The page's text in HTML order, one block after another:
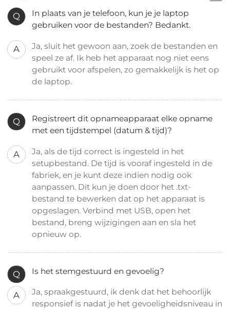
Q
In plaats van je telefoon, kun je je laptop
gebruiken voor de bestanden? Bedankt.
A
Ja, sluit het gewoon aan, zoek de bestanden en
speel ze af. Ik heb het apparaat nog niet eens
gebruikt voor afspelen, zo gemakkelijk is het op
de laptop.
Q
Registreert dit opnameapparaat elke opname
met een tijdstempel (datum & tijd)?
A
Ja, als de tijd correct is ingesteld in het
setupbestand. De tijd is vooraf ingesteld in de
fabriek, en je kunt deze indien nodig ook
aanpassen. Dit kun je doen door het .txt-
bestand te bewerken dat op het apparaat is
opgeslagen. Verbind met USB, open het
bestand, breng wijzigingen aan en sla het
opnieuw op.
Q Is het stemgestuurd en gevoelig?
A
Ja, spraakgestuurd, ik denk dat het behoorlijk
responsief is nadat je het gevoeligheidsniveau in